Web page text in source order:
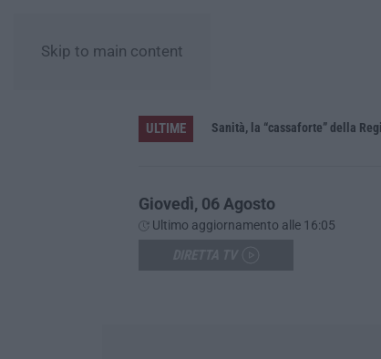
Skip to main content
ULTIME Sanità, la “cassaforte” della
Giovedì, 06 Agosto
Ultimo aggiornamento alle 16:05